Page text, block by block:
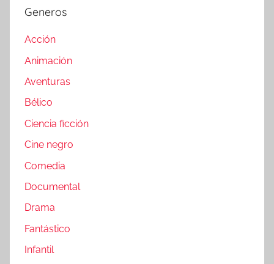
Generos
Acción
Animación
Aventuras
Bélico
Ciencia ficción
Cine negro
Comedia
Documental
Drama
Fantástico
Infantil